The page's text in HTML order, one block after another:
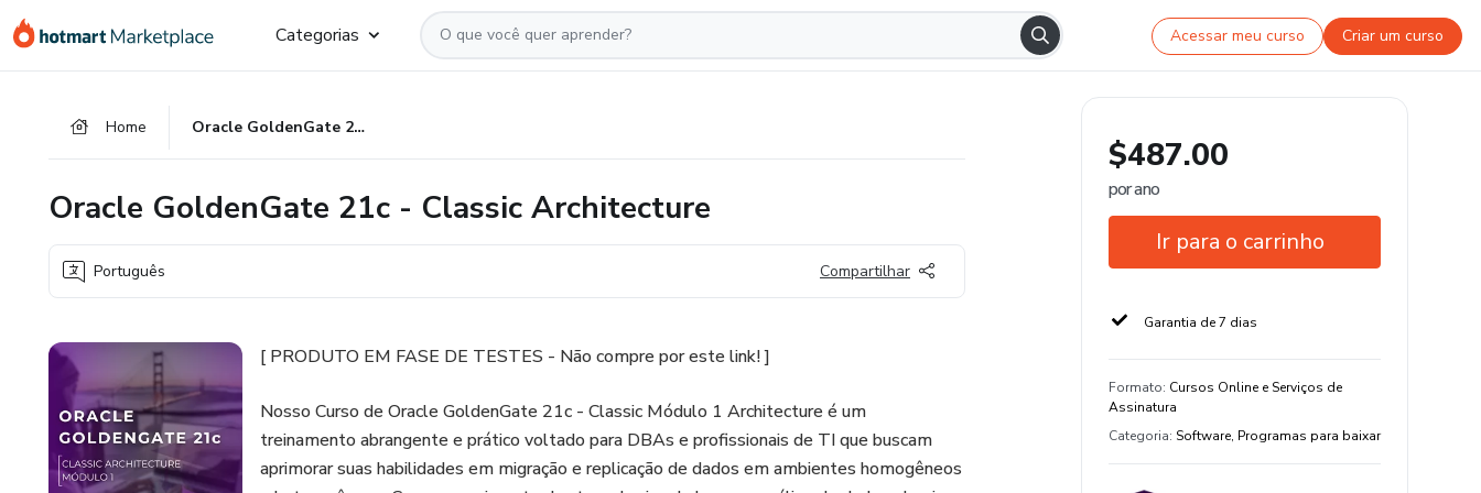
para
para
para
Categorias Acessar meu curso Criar um curso
Home Oracle GoldenGate 21c - Classic Architecture
Oracle GoldenGate 21c - Classic Architecture
Português Compartilhar
[ PRODUTO EM FASE DE TESTES - Não compre por este link! ]
Nosso Curso de Oracle GoldenGate 21c - Classic Módulo 1 Architecture é um
treinamento abrangente e prático voltado para DBAs e profissionais de TI que buscam
aprimorar suas habilidades em migração e replicação de dados em ambientes homogêneos
$487.00
por ano
Ir para o carrinho
Garantia de 7 dias
Formato: Cursos Online e Serviços de
Assinatura
Categoria: Software, Programas para baixar